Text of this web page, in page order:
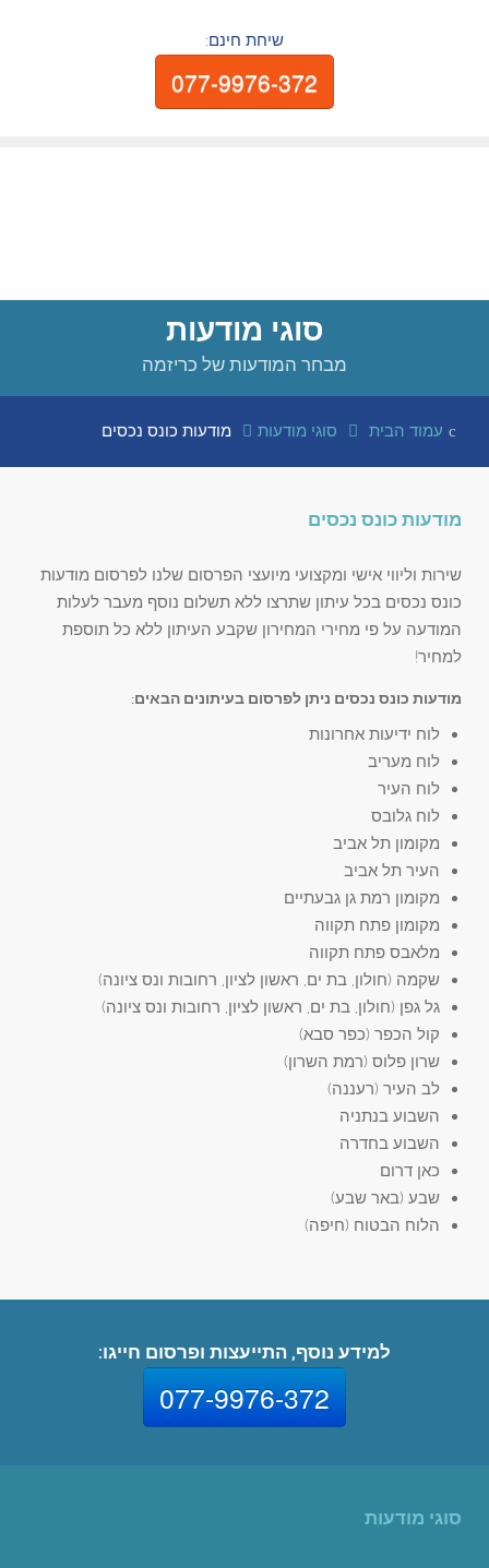
שיחת חינם:
077-9976-372
סוגי מודעות
מבחר המודעות של כריזמה
עמוד הבית סוגי מודעות מודעות כונס נכסים
מודעות כונס נכסים
שירות וליווי אישי ומקצועי מיועצי הפרסום שלנו לפרסום מודעות
כונס נכסים בכל עיתון שתרצו ללא תשלום נוסף מעבר לעלות
המודעה על פי מחירי המחירון שקבע העיתון ללא כל תוספת
למחיר!
מודעות כונס נכסים ניתן לפרסום בעיתונים הבאים:
לוח ידיעות אחרונות
לוח מעריב
לוח העיר
לוח גלובס
מקומון תל אביב
העיר תל אביב
מקומון רמת גן גבעתיים
מקומון פתח תקווה
מלאבס פתח תקווה
שקמה (חולון, בת ים, ראשון לציון, רחובות ונס ציונה)
גל גפן (חולון, בת ים, ראשון לציון, רחובות ונס ציונה)
קול הכפר (כפר סבא)
שרון פלוס (רמת השרון)
לב העיר (רעננה)
השבוע בנתניה
השבוע בחדרה
כאן דרום
שבע (באר שבע)
הלוח הבטוח (חיפה)
למידע נוסף, התייעצות ופרסום חייגו:
077-9976-372
סוגי מודעות